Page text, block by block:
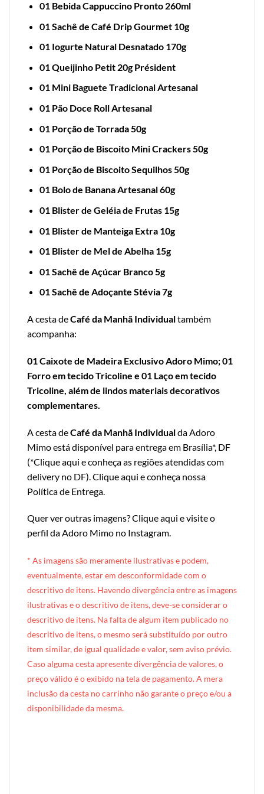
01 Bebida Cappuccino Pronto 260ml
01 Sachê de Café Drip Gourmet 10g
01 Iogurte Natural Desnatado 170g
01 Queijinho Petit 20g Président
01 Mini Baguete Tradicional Artesanal
01 Pão Doce Roll Artesanal
01 Porção de Torrada 50g
01 Porção de Biscoito Mini Crackers 50g
01 Porção de Biscoito Sequilhos 50g
01 Bolo de Banana Artesanal 60g
01 Blister de Geléia de Frutas 15g
01 Blister de Manteiga Extra 10g
01 Blister de Mel de Abelha 15g
01 Sachê de Açúcar Branco 5g
01 Sachê de Adoçante Stévia 7g
A cesta deCafé da Manhã Individualtambém
acompanha:
01 Caixote de Madeira Exclusivo Adoro Mimo; 01
Forro em tecido Tricoline e 01 Laço em tecido
Tricoline, além de lindos materiais decorativos
complementares.
A cesta deCafé da Manhã Individualda Adoro
Mimo está disponível para entrega em Brasília*, DF
(*Clique aqui e conheça as regiões atendidas com
delivery no DF). Clique aqui e conheça nossa
Política de Entrega
Quer ver outras imagens?Clique aqui e visite o
perfil da Adoro Mimo no Instagram.
* As imagens são meramente ilustrativas e podem,
eventualmente, estar em desconformidade com o
descritivo de itens. Havendo divergência entre as imagens
ilustrativas e o descritivo de itens, deve-se considerar o
descritivo de itens. Na falta de algum item publicado no
descritivo de itens, o mesmo será substituído por outro
item similar, de igual qualidade e valor, sem aviso prévio.
Caso alguma cesta apresente divergência de valores, o
preço válido é o exibido na tela de pagamento. A mera
inclusão da cesta no carrinho não garante o preço e/ou a
disponibilidade da mesma.